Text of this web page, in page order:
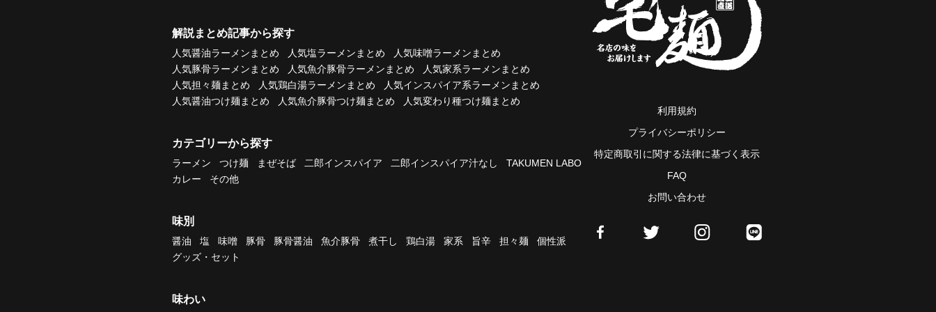
解説まとめ記事から探す
人気醤油ラーメンまとめ 人気塩ラーメンまとめ
人気味噌ラーメンまとめ
人気豚骨ラーメンまとめ
人気魚介豚骨ラーメンまとめ
人気家系ラーメンまとめ
人気担々麺まとめ
人気鶏白湯ラーメンまとめ
人気インスパイア系ラーメンまとめ
人気醤油つけ麺まとめ
人気魚介豚骨つけ麺まとめ 人気変わり種つけ麺まとめ
カテゴリーから探す
ラーメン つけ麺 まぜそば 二郎インスパイア 二郎インスパイア汁なし
TAKUMEN LABO
カレー
その他
味別
醤油 塩 味噌 豚骨 豚骨醤油 魚介豚骨 煮干し 鶏白湯 家系 旨辛 担々麺
個性派
グッズ・セット
味わい
利用規約
プライバシーポリシー
特定商取引に関する法律に基づく表示
FAQ
お問い合わせ